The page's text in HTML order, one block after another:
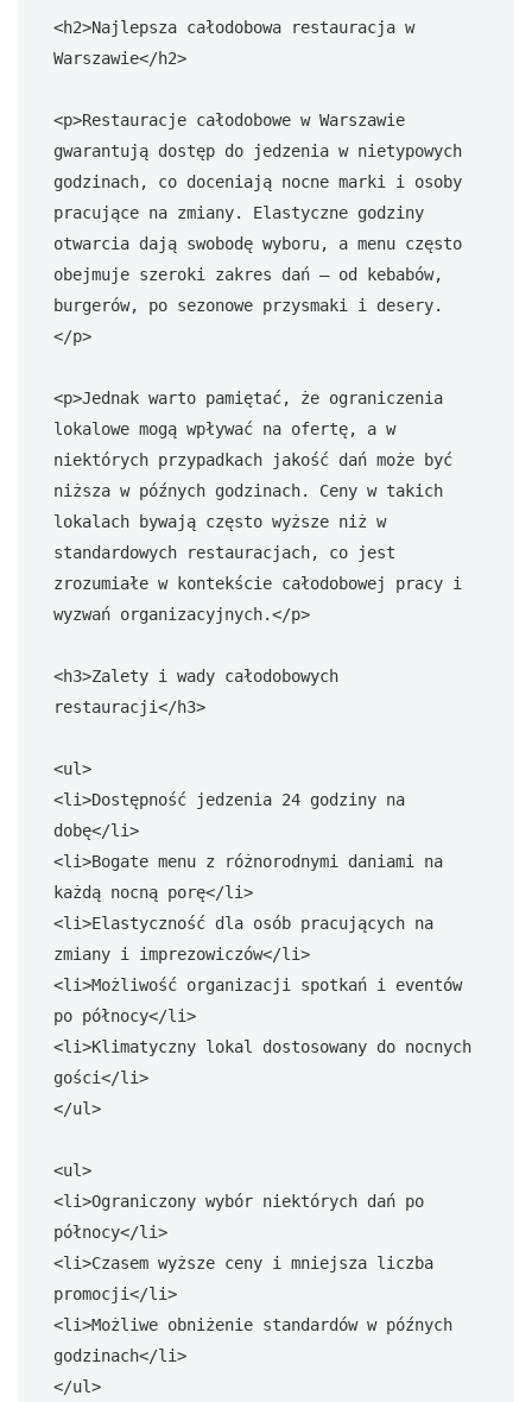
<h2>Najlepsza całodobowa restauracja w
Warszawie</h2>
<p>Restauracje całodobowe w Warszawie
gwarantują dostęp do jedzenia w nietypowych
godzinach, co doceniają nocne marki i osoby
pracujące na zmiany. Elastyczne godziny
otwarcia dają swobodę wyboru, a menu często
obejmuje szeroki zakres dań – od kebabów,
burgerów, po sezonowe przysmaki i desery.
</p>
<p>Jednak warto pamiętać, że ograniczenia
lokalowe mogą wpływać na ofertę, a w
niektórych przypadkach jakość dań może być
niższa w późnych godzinach. Ceny w takich
lokalach bywają często wyższe niż w
standardowych restauracjach, co jest
zrozumiałe w kontekście całodobowej pracy i
wyzwań organizacyjnych.</p>
<h3>Zalety i wady całodobowych
restauracji</h3>
<ul>
<li>Dostępność jedzenia 24 godziny na
dobę</li>
<li>Bogate menu z różnorodnymi daniami na
każdą nocną porę</li>
<li>Elastyczność dla osób pracujących na
zmiany i imprezowiczów</li>
<li>Możliwość organizacji spotkań i eventów
po północy</li>
<li>Klimatyczny lokal dostosowany do nocnych
gości</li>
</ul>
<ul>
<li>Ograniczony wybór niektórych dań po
północy</li>
<li>Czasem wyższe ceny i mniejsza liczba
promocji</li>
<li>Możliwe obniżenie standardów w późnych
godzinach</li>
</ul>